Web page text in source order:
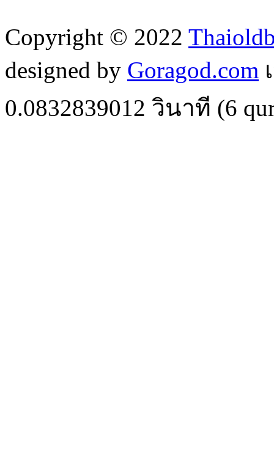
Copyright © 2022
designed by Goragod.com
0.0832839012 วินาที (6